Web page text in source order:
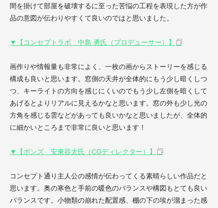
間を掛けて部屋を破壊するに至った苦悩の工程を表現した方が作
品の意図が伝わりやすくて良いのではと思いました。
▼【コンセプトラボ 中島 勇氏（プロデューサー）】
画作りや情報量も非常によく、一枚の画からストーリーを感じる
構成も良いと思います。窓側の天井が全体的にもう少し暗くしつ
つ、キーライトの方向を感じにくいのでもう少し左側を暗くして
あげるとよりリアルに見えるかなと思います。窓の外も少し光の
方角を感じる雲などがあっても良いかなと思いましたが、全体的
に細かいところまで非常に良いと思います！
▼【ボンズ 安東容太氏（CGディレクター）】
コンセプト通り主人公の感情が伝わってくる素晴らしい作品だと
思います。奥の寒色と手前の暖色のバランスや構図もとても良い
バランスです。小物類の崩れた配置感、棚の下の埃が溜まった感